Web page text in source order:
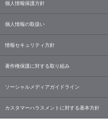
個人情報保護方針
個人情報の取扱い
情報セキュリティ方針
著作権保護に対する取り組み
ソーシャルメディアガイドライン
カスタマーハラスメントに対する基本方針